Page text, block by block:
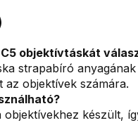
objektívtáskát
strapabíró
az objektívek számára.
készült,